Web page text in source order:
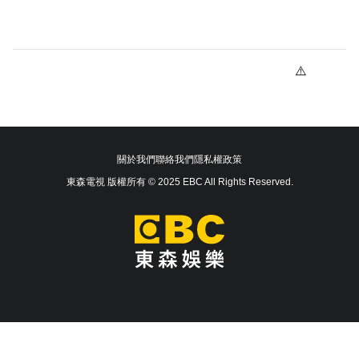
關於我們聯絡我們隱私權政策
東森電視 版權所有 © 2025 EBC All Rights Reserved.